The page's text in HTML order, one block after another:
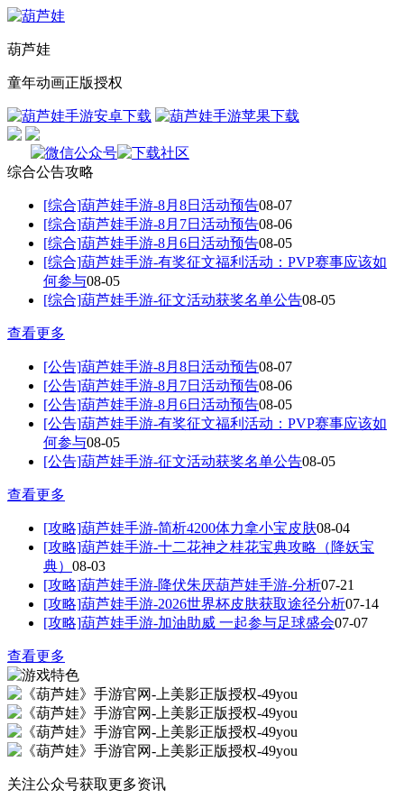
葫芦娃
童年动画正版授权
综合公告攻略
[综合]葫芦娃手游-8月8日活动预告08-07
[综合]葫芦娃手游-8月7日活动预告08-06
[综合]葫芦娃手游-8月6日活动预告08-05
[综合]葫芦娃手游-有奖征文福利活动：PVP赛事应该如
何参与08-05
[综合]葫芦娃手游-征文活动获奖名单公告08-05
查看更多
[公告]葫芦娃手游-8月8日活动预告08-07
[公告]葫芦娃手游-8月7日活动预告08-06
[公告]葫芦娃手游-8月6日活动预告08-05
[公告]葫芦娃手游-有奖征文福利活动：PVP赛事应该如
何参与08-05
[公告]葫芦娃手游-征文活动获奖名单公告08-05
查看更多
[攻略]葫芦娃手游-简析4200体力拿小宝皮肤08-04
[攻略]葫芦娃手游-十二花神之桂花宝典攻略（降妖宝
典） 08-03
[攻略]葫芦娃手游-降伏朱厌葫芦娃手游-分析07-21
[攻略]葫芦娃手游-2026世界杯皮肤获取途径分析07-14
[攻略]葫芦娃手游-加油助威 一起参与足球盛会07-07
查看更多
关注公众号获取更多资讯